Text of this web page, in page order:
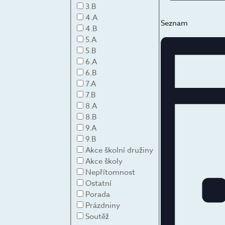
Seznam
3.B
4.A
4.B
5.A
5.B
6.A
6.B
7.A
7.B
8.A
8.B
9.A
9.B
Akce školní družiny
Akce školy
Nepřítomnost
Ostatní
Porada
Prázdniny
Soutěž